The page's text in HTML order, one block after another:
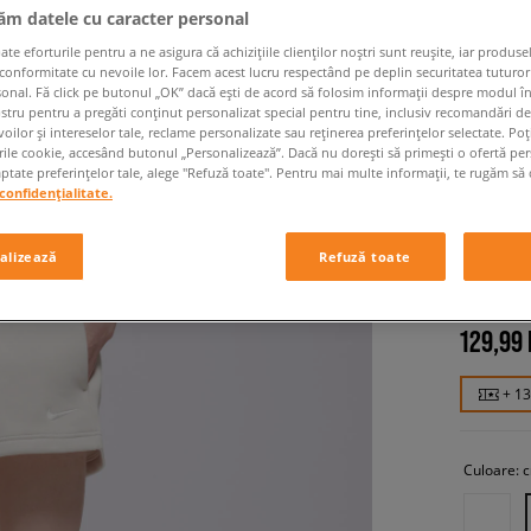
NIKE
FLC HR
femei,
129,99
+
Culoare:
datele cu caracter personal
eforturile pentru a ne asigura că achizițiile clienților noștri sunt reușite, iar
cu nevoile lor. Facem acest lucru respectând pe deplin securitatea
Fă click pe butonul „OK” dacă ești de acord să folosim informații despre modul
pentru a pregăti conținut personalizat special pentru tine, inclusiv recomandări
și intereselor tale, reclame personalizate sau reținerea preferințelor selectate.
cookie, accesând butonul „Personalizează”. Dacă nu dorești să primești o ofertă
preferințelor tale, alege "Refuză toate". Pentru mai multe informații, te rugăm să
Refuză toate